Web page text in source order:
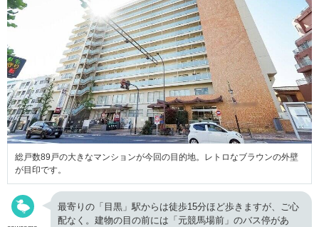
総戸数89戸の大きなマンションが今回の目的地。レトロなブラウンの外壁
が目印です。
最寄りの「目黒」駅からは徒歩15分ほど歩きますが、ご心
配なく。建物の目の前には「元競馬場前」のバス停があ